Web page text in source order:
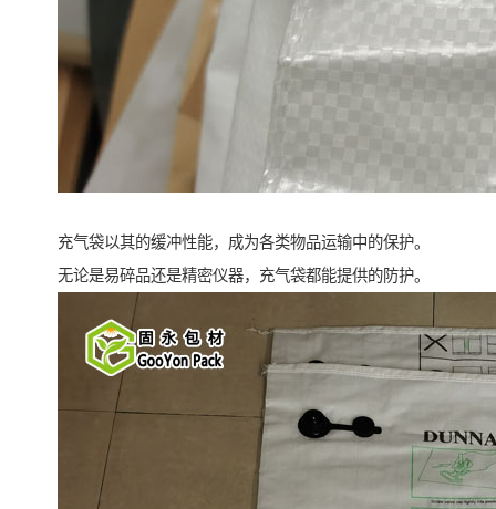
充气袋以其的缓冲性能，成为各类物品运输中的保护。
无论是易碎品还是精密仪器，充气袋都能提供的防护。